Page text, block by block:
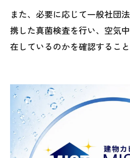
また、必要に応じて一般社団
携した真菌検査を行い、空気
在しているのかを確認するこ